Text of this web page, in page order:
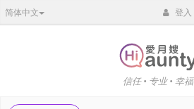
简体中文 登入
信任 • 专业 • 幸福